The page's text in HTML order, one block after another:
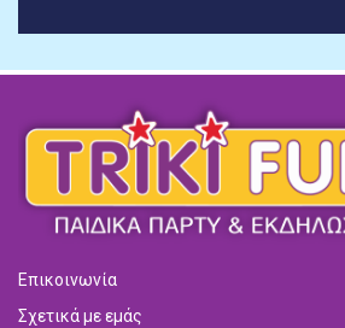
Επικοινωνία
Σχετικά με εμάς